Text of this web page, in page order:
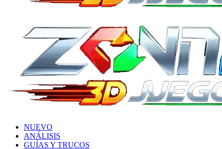
NUEVO
ANÁLISIS
GUÍAS Y TRUCOS